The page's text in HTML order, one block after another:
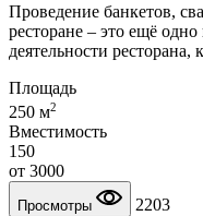
Проведение банкетов,
ресторане – это ещё
деятельности ресторана,
Площадь
250 м2
Вместимость
150
от 3000
Просмотры
2203